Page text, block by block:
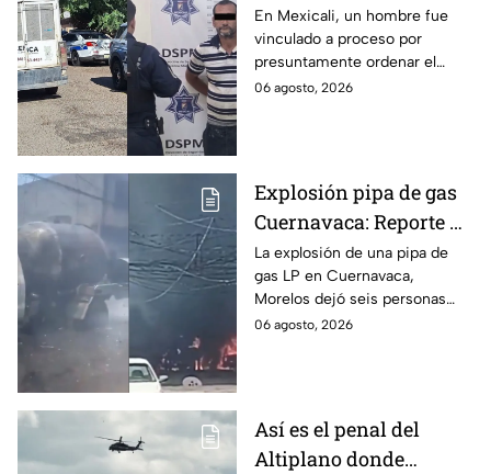
a su hermana con
discapacidad en
Mexicali, BC
En Mexicali, un hombre fue
vinculado a proceso por
presuntamente ordenar el
ataque de 16 perros contra su
06 agosto, 2026
Explosión pipa de gas
Cuernavaca: Reporte de
víctimas tras estallido
en Morelos
La explosión de una pipa de
gas LP en Cuernavaca,
Morelos dejó seis personas
hospitalizadas. IMSS informó
06 agosto, 2026
Así es el penal del
Altiplano donde